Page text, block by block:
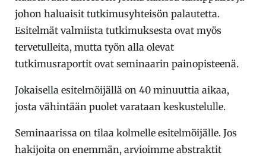
johon haluaisit tutkimusyhteisön palautetta.
Esitelmät valmiista tutkimuksesta ovat myös
tervetulleita, mutta työn alla olevat
tutkimusraportit ovat seminaarin painopisteenä.
Jokaisella esitelmöijällä on 40 minuuttia aikaa,
josta vähintään puolet varataan keskustelulle.
Seminaarissa on tilaa kolmelle esitelmöijälle. Jos
hakijoita on enemmän, arvioimme abstraktit